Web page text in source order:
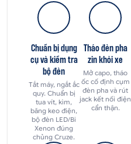
Chuẩn bị dụng
cụ và kiểm tra
bộ đèn
Tắt máy, ngắt ắc
quy. Chuẩn bị
tua vít, kìm,
băng keo điện,
bộ đèn LED/Bi
Xenon đúng
chủng Cruze.
Tháo đèn pha
zin khỏi xe
Mở capo, tháo
ốc cố định cụm
đèn pha và rút
jack kết nối điện
cẩn thận.